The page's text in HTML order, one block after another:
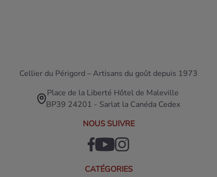
Cellier du Périgord – Artisans du goût depuis 1973
Place de la Liberté Hôtel de Maleville
BP39 24201 - Sarlat la Canéda Cedex
NOUS SUIVRE
CATÉGORIES